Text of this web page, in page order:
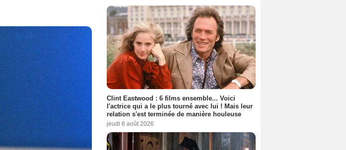
Clint Eastwood : 6 films ensemble... Voici
l'actrice qui a le plus tourné avec lui ! Mais leur
relation s'est terminée de manière houleuse
jeudi 6 août 2026